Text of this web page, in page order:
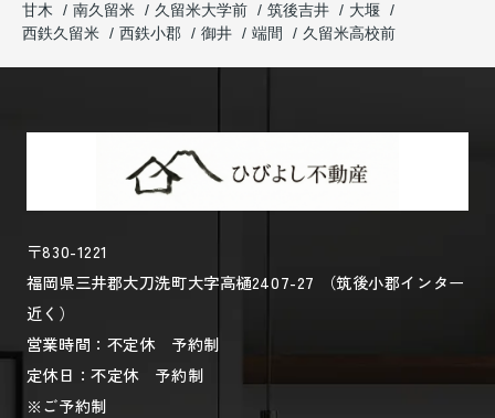
甘木
南久留米 久留米大学前 筑後吉井
大堰
西鉄久留米
西鉄小郡 御井 端間 久留米高校前
〒830-1221
福岡県三井郡大刀洗町大字高樋2407-27 （筑後小郡インター
近く）
営業時間：不定休 予約制
定休日：不定休 予約制
※ご予約制